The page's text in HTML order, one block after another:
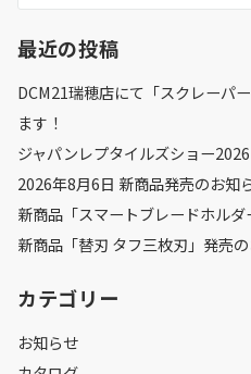
最近の投稿
DCM21瑞穂店にて「スクレーパ
ます！
ジャパンレプタイルズショー
2026年8月6日 新商品発売のお知
新商品「スマートブレードホル
新商品「替刃 タフ三枚刃」発売
カテゴリー
お知らせ